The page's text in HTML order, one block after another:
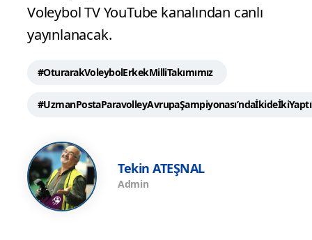
Voleybol TV YouTube kanalından canlı
yayınlanacak.
#OturarakVoleybolErkekMilliTakımımız
Tekin ATEŞNAL
Admin